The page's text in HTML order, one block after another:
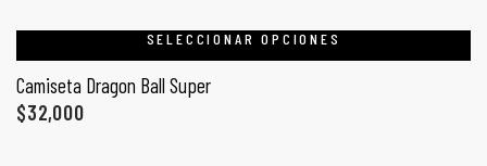
SELECCIONAR OPCIONES
Camiseta Dragon Ball Super
$32,000